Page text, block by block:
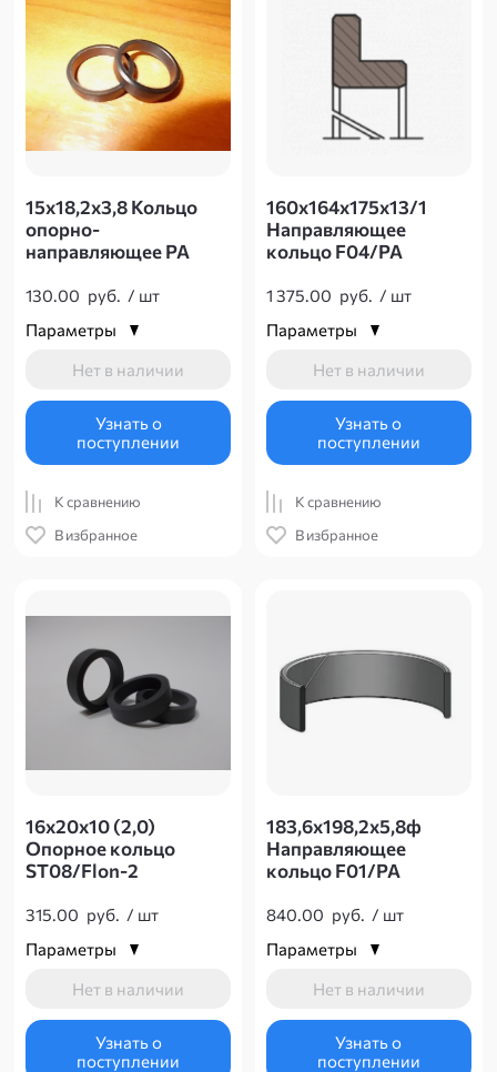
15х18,2х3,8 Кольцо
опорно-
направляющее РА
130.00 руб. / шт
Параметры
Нет в наличии
Узнать о
поступлении
К сравнению
В избранное
160х164х175х13/1
Направляющее
кольцо F04/PA
1 375.00 руб. / шт
Параметры
Нет в наличии
Узнать о
поступлении
К сравнению
В избранное
16х20х10 (2,0)
Опорное кольцо
ST08/Flon-2
315.00 руб. / шт
Параметры
Нет в наличии
Узнать о
поступлении
183,6х198,2х5,8ф
Направляющее
кольцо F01/PA
840.00 руб. / шт
Параметры
Нет в наличии
Узнать о
поступлении